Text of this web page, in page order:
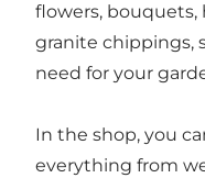
flowers, bouquets,
granite chippings,
need for your
In the shop, you
everything from